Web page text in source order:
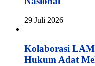
29 Juli 2026
Kolaborasi
Hukum Adat